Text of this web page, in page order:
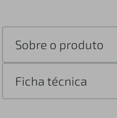
Sobre o produto
Ficha técnica